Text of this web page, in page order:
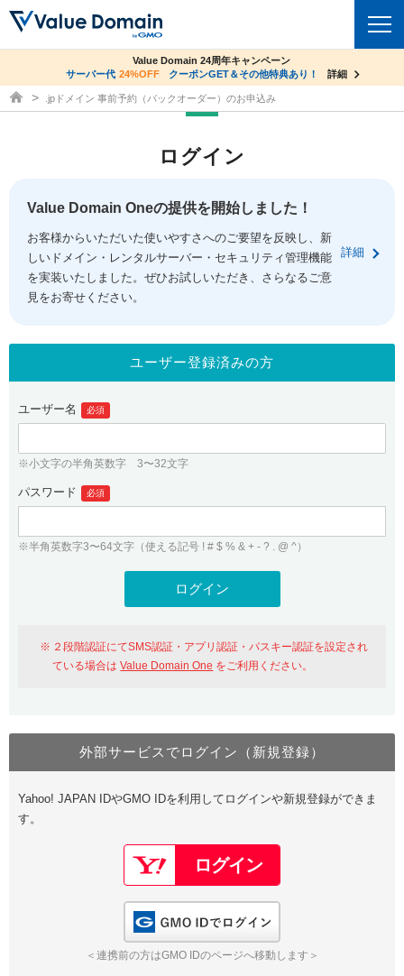
ドメイントップ
ドメイン移管
ドメイン価格一覧
ドメイン一括検索
.jpドメインオークション
gTLDオークション NEW!
.jpドメインバックオーダー
プレミアムドメイン
人気ドメインの種類
WHOIS検索
コアサーバー
バリューサーバー
XREA
セキュリティトップ
Value Domain ネットde診断
SSL証明書
サービストップ
お得意様割引
紹介制度
バリュードメインAPI
ドメイン・ホスティングOEM
facebook
ログイン
従来のバリュードメインをご利用希望の方
Value Domainにログイン
おすすめ One レンタルサーバーを含む最新の機能を使う方
Value Domain Oneにログイン
Google
GMO ID Amazon
※AmazonはValue Domain Oneのログイン画面へ遷移します
ユーザー登録
Value Domain Oneアカウント作成
以下でも登録可能
Google Yahoo!
GMO ID
co.jpドメイン✕コアサーバーV2ビジネス応援キャンペーン
サーバー料金1年間無料
詳細
Value Domain 24周年キャンペーン
サーバー代 24%OFF クーポンGET＆その他特典あり！ 詳細
ドメイン取得ならバリュードメイン
.jpドメイン 事前予約（バックオーダー）のお申込み
ログイン
Value Domain Oneの提供を開始しました！
お客様からいただいた使いやすさへのご要望を反映し、新
しいドメイン・レンタルサーバー・セキュリティ管理機能
を実装いたしました。ぜひお試しいただき、さらなるご意
見をお寄せください。
詳細
ユーザー登録済みの方
ユーザー名 必須
※小文字の半角英数字 3〜32文字
パスワード 必須
※半角英数字3〜64文字（使える記号 ! # $ % & + - ? . @ ^）
２段階認証にてSMS認証・アプリ認証・パスキー認証を設定され
ている場合はValue Domain One をご利用ください。
外部サービスでログイン（新規登録）
Yahoo! JAPAN IDやGMO IDを利用してログインや新規登録ができま
す。
＜連携前の方はGMO IDのページへ移動します＞